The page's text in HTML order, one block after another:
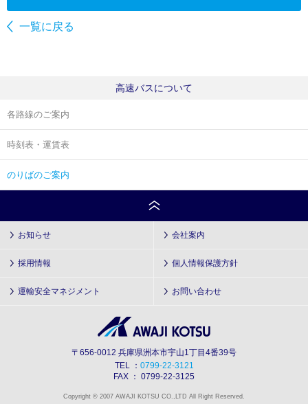
一覧に戻る
高速バスについて
各路線のご案内
時刻表・運賃表
のりばのご案内
お知らせ 会社案内
採用情報 個人情報保護方針
運輸安全マネジメント お問い合わせ
〒656-0012 兵庫県洲本市宇山1丁目4番39号
TEL ： 0799-22-3121
FAX ： 0799-22-3125
Copyright © 2007 AWAJI KOTSU CO.,LTD All Right Reserved.